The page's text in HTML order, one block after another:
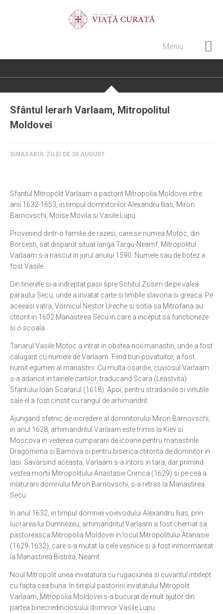
Meniu
Pateric Atonit
Istoria Bisericii
Artă sacră
Rânduieli liturgice
Predici și cateheze
Ortodox în diaspora
Evenimente
Biserici și mănăstiri
Viață curată
Nevoințe contemporane
Familia de azi
Adicții și vindecări
Gadgeturi cu două tăișuri
Bucătărie biblică
Puncte de Vedere
Sfântul Ierarh Varlaam, Mitropolitul
Moldovei
SINAXARUL ZILEI DE 30 AUGUST
Sfantul Mitropolit Varlaam a pastorit Mitropolia Moldovei intre
anii 1632-1653, in timpul domnitorilor Alexandru Ilias, Miron
Barnovschi, Moise Movila si Vasile Lupu.
Provenind dintr-o familie de razesi, care se numea Motoc, din
Borcesti, sat disparut situat langa Targu-Neamf, Mitropolitul
Varlaam s-a nascut in jurul anului 1590. Numele sau de botez a
fost Vasile.
Din tinerete si-a indreptat pasii spre Schitul Zosim de pe valea
paraului Secu, unde a invatat carte si limbile slavona si greaca. Pe
aceeasi vatra, Vornicul Nestor Ureche si sotia sa Mitrofana au
ctitorit in 1602 Manastirea Secu in care a inceput sa functioneze
si o scoala.
Tanarul Vasile Motoc a intrat in obstea noii manastiri, unde a fost
calugarit cu numele de Varlaam. Fiind bun povatuitor, a fost
numit egumen al manastirii. Cu multa osardie, cuviosul Varlaam
s-a adancit in tainele cartilor, traducand Scara (Leastvita)
Sfantului Ioan Scararul (1618). Apoi, pentru stradaniile si virtutile
sale el a fost cinstit cu rangul de arhimandrit.
Ajungand sfetnic de incredere al domnitorului Miron Barnovschi,
in anul 1628, arhimandritul Varlaam este trimis la Kiev si
Moscova in vederea cumpararii de icoane pentru manastirile
Dragomirna si Barnova si pentru biserica ctitorita de domnitor in
Iasi. Savarsind aceasta, Varlaam s-a intors in tara, dar primind
vestea mortii Mitropolitului Anastasie Crimca (1629) si pe cea a
inlaturarii domnului Miron Barnovschi, s-a retras la Manastirea
Secu.
In anul 1632, in timpul domniei voievodului Alexandru Ilias, prin
lucrarea lui Dumnezeu, arhimandritul Varlaam a fost chemat sa
pastoreasca Mitropolia Moldovei in locul Mitropolitului Atanasie
(1629-1632), care s-a mutat la cele vesnice si a fost inmormantat
la Manastirea Bistrita, Neamt.
Noul Mitropolit unea invatatura cu rugaciunea si cuvantul intelept
cu fapta cea buna. In timpul pastoririi invatatului Mitropolit
Varlaam, Mitropolia Moldovei s-a bucurat de mult ajutor din
partea binecredinciosului domnior Vasile Lupu.